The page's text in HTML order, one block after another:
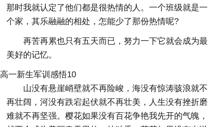
那时我就认定了他们都是很热情的人。一个班级就是一
个家，其乐融融的相处，怎能少了那份热情呢?
再苦再累也只有五天而已，努力一下它就会成为最
美好的记忆。
高一新生军训感悟10
山没有悬崖峭壁就不再险峻，海没有惊涛骇浪就不
再壮阔，河没有跌宕起伏就不再壮美，人生没有挫折磨
难就不再坚强。樱花如果没有百花争艳我先开的气魄，